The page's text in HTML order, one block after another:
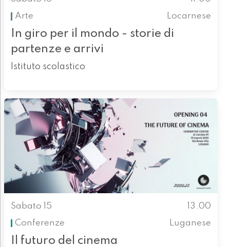
Arte
Locarnese
In giro per il mondo - storie di
partenze e arrivi
Istituto scolastico
Sabato 15
13.00
Conferenze
Luganese
Il futuro del cinema